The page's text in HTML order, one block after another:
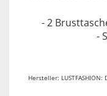
- 2
-
Hersteller: